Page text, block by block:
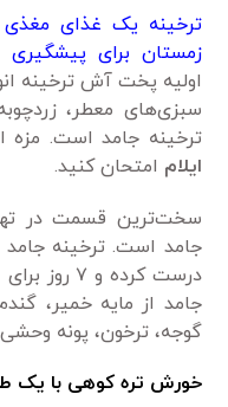
ترخینه یک غذای
زمستان برای
اولیه پخت آش ترخینه
سبزی‌های معطر،
ترخینه جامد است. مزه
ایلام امتحان کنید.
سخت‌ترین قسمت در
جامد است. ترخینه
درست کرده
جامد از مایه خمیر،
گوجه، ترخون، پونه
خورش تره کوهی با یک